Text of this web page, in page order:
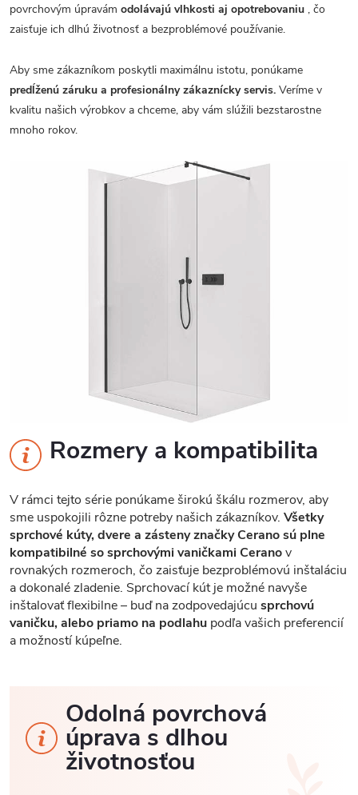
povrchovým úpravám odolávajú vlhkosti aj opotrebovaniu , čo
zaisťuje ich dlhú životnosť a bezproblémové používanie.
Aby sme zákazníkom poskytli maximálnu istotu, ponúkame
predĺženú záruku a profesionálny zákaznícky servis. Veríme v
kvalitu našich výrobkov a chceme, aby vám slúžili bezstarostne
mnoho rokov.
Rozmery a kompatibilita
V rámci tejto série ponúkame širokú škálu rozmerov, aby
sme uspokojili rôzne potreby našich zákazníkov. Všetky
sprchové kúty, dvere a zásteny značky Cerano sú plne
kompatibilné so sprchovými vaničkami Ceranov
rovnakých rozmeroch, čo zaisťuje bezproblémovú inštaláciu
a dokonalé zladenie. Sprchovací kút je možné navyše
inštalovať flexibilne – buď na zodpovedajúcu sprchovú
vaničku, alebo priamo na podlahu podľa vašich preferencií
a možností kúpeľne.
Odolná povrchová
úprava s dlhou
životnosťou